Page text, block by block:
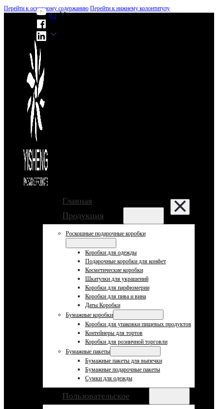
Перейти к основному содержаниюПерейти к нижнему колонтитулу
RU
Главная
Продукция
Роскошные подарочные коробки
Коробки для одежды
Подарочные коробки для конфет
Косметические коробки
Шкатулки для украшений
Коробки для парфюмерии
Коробки для пива и вина
Даты Коробки
Бумажные коробки
Коробки для упаковки пищевых продуктов
Контейнеры для тортов
Коробки для розничной торговли
Бумажные пакеты
Бумажные пакеты для выпечки
Бумажные подарочные пакеты
Сумки для одежды
Пользовательское